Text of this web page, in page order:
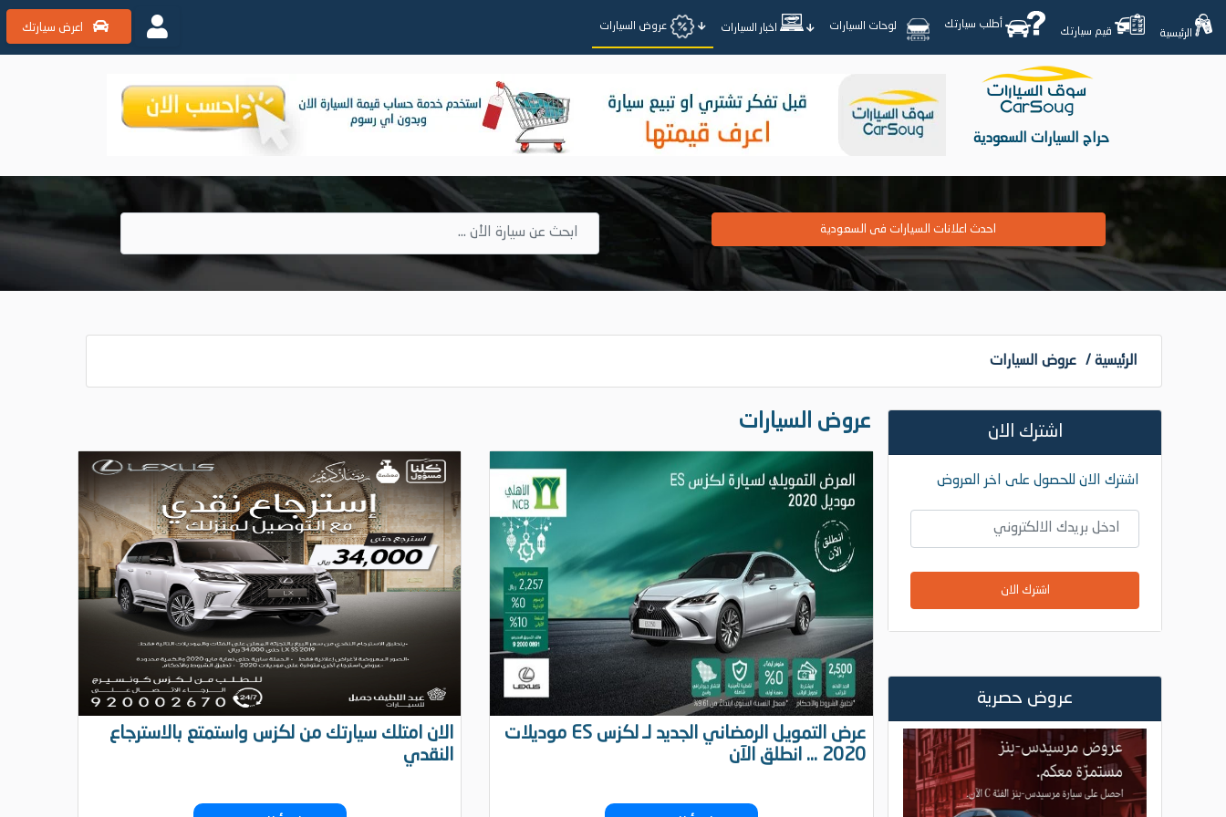
اخبار السيارات أطلب سيارتك
الرئيسية
حراج السيارات السعودية
احدث اعلانات السيارات فى السعودية
الرئيسية / عروض السيارات
عروض السيارات
عرض التمويل الرمضاني الجديد لـ لكزس ES موديلات
2020 ... انطلق الآن
الان امتلك سيارتك من لكزس واستمتع بالاسترجاع
النقدي
اشترك الان
اشترك الان للحصول على اخر العروض
اشترك الان
عروض حصرية